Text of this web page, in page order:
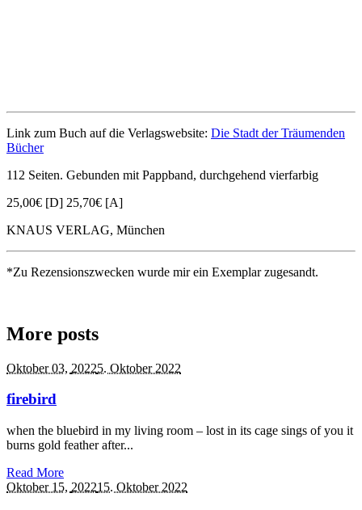
Link zum Buch auf die Verlagswebsite: Die Stadt der Träumenden
Bücher
112 Seiten. Gebunden mit Pappband, durchgehend vierfarbig
25,00€ [D] 25,70€ [A]
KNAUS VERLAG, München
*Zu Rezensionszwecken wurde mir ein Exemplar zugesandt.
More posts
Oktober 03, 20225. Oktober 2022
firebird
when the bluebird in my living room – lost in its cage sings of you it
burns gold feather after...
Read More
Oktober 15, 202215. Oktober 2022